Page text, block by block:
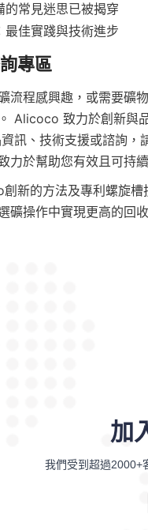
的常見迷思已被揭穿
最佳實踐與技術進步
流程感興趣，或需要礦
Alicoco 致力於創新與
訊、技術支援或諮詢，
新的方法及專利螺旋槽
加
我們受到超過2000+